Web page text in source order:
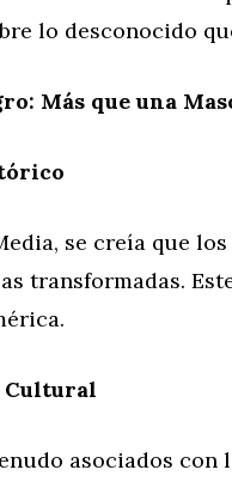
lo desconocido
Más que una
se creía que
transformadas.
Cultural
asociados